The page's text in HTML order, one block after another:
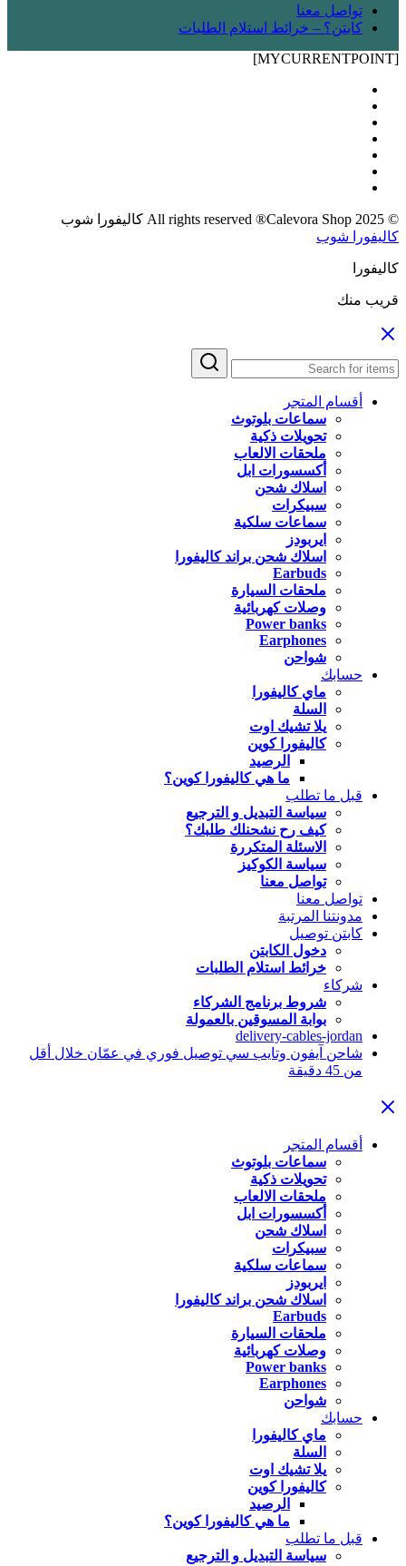
تواصل معنا
كابتن؟ – خرائط استلام الطلبات
[MYCURRENTPOINT]
© 2025 All rights reserved ®Calevora Shop كاليفورا شوب
كاليفورا شوب
كاليفورا
قريب منك
أقسام المتجر
سماعات بلوتوث
تحويلات ذكية
ملحقات الالعاب
أكسسورات ابل
اسلاك شحن
سبيكرات
سماعات سلكية
ايربودز
اسلاك شحن براند كاليفورا
Earbuds
ملحقات السيارة
وصلات كهربائية
Power banks
Earphones
شواحن
حسابك
ماي كاليفورا
السلة
يلا تشيك اوت
كاليفورا كوين
الرصيد
ما هي كاليفورا كوين؟
قبل ما تطلب
سياسة التبديل و الترجيع
كيف رح نشحنلك طلبك؟
الاسئلة المتكررة
سياسة الكوكيز
تواصل معنا
تواصل معنا
مدونتنا المرتبة
كابتن توصيل
دخول الكابتن
خرائط استلام الطلبات
شركاء
شروط برنامج الشركاء
بوابة المسوقين بالعمولة
delivery-cables-jordan
شاحن آيفون وتايب سي توصيل فوري في عمّان خلال أقل
من 45 دقيقة
أقسام المتجر
سماعات بلوتوث
تحويلات ذكية
ملحقات الالعاب
أكسسورات ابل
اسلاك شحن
سبيكرات
سماعات سلكية
ايربودز
اسلاك شحن براند كاليفورا
Earbuds
ملحقات السيارة
وصلات كهربائية
Power banks
Earphones
شواحن
حسابك
ماي كاليفورا
السلة
يلا تشيك اوت
كاليفورا كوين
الرصيد
ما هي كاليفورا كوين؟
قبل ما تطلب
سياسة التبديل و الترجيع